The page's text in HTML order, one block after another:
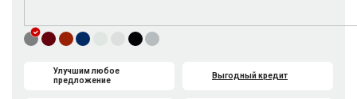
Улучшим любое
предложение
Выгодный кредит